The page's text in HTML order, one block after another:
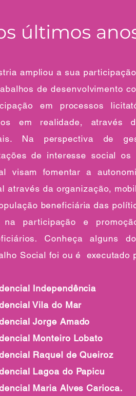
últimos
ampliou a sua
de desenvolvimento
em processos
em realidade, através
Na perspectiva de
de interesse social os
visam fomentar a
através da organização,
beneficiária das
na participação e
Conheça alguns
Social foi ou é executado
Independência
Vila do Mar
Jorge Amado
Monteiro Lobato
Raquel de Queiroz
Lagoa do Papicu
Maria Alves Carioca.